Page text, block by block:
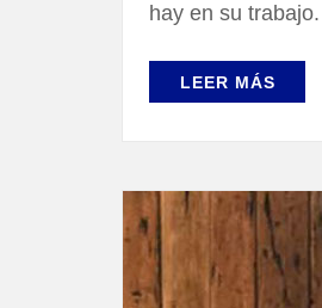
hay en su trabajo.
LEER MÁS